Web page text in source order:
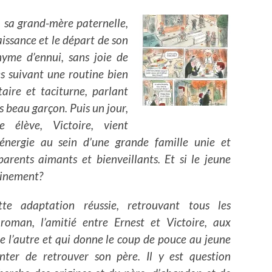
grand-mère paternelle,
et le départ de son
d’ennui, sans joie de
suivant une routine bien
et taciturne, parlant
beau garçon. Puis un jour,
élève, Victoire, vient
au sein d’une grande famille unie et
aimants et bienveillants. Et si le jeune
adaptation réussie, retrouvant tous les
l’amitié entre Ernest et Victoire, aux
l’autre et qui donne le coup de pouce au jeune
de retrouver son père. Il y est question